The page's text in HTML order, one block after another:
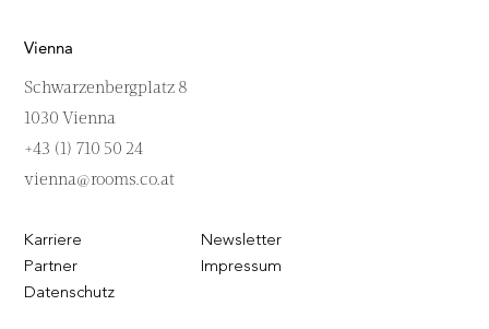
Vienna
Schwarzenbergplatz 8
1030 Vienna
+43 (1) 710 50 24
vienna@rooms.co.at
Karriere
Newsletter
Partner
Impressum
Datenschutz